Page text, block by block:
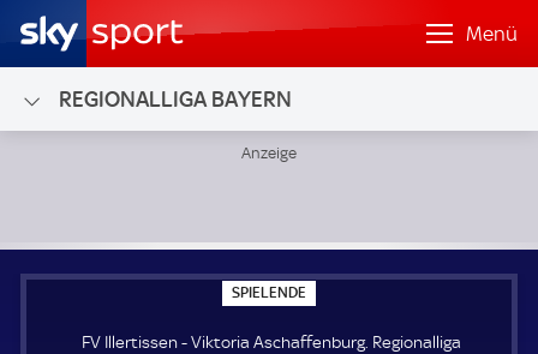
Menü
REGIONALLIGA BAYERN
SPIELENDE
P
E
FV Illertissen - Viktoria Aschaffenburg. Regionalliga